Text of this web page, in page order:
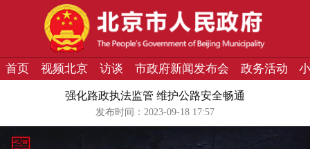
首页 视频北京 访谈 市政府新闻发布会 政务活动
强化路政执法监管 维护公路安全畅通
发布时间：2023-09-18 17:57